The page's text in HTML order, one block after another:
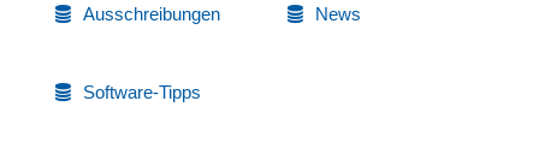
Ausschreibungen News
Software-Tipps